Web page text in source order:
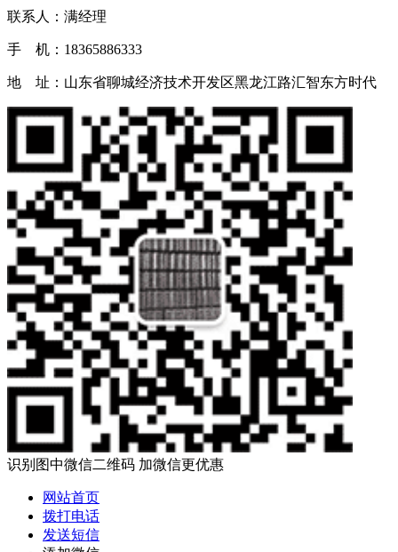
联系人：满经理
手 机：18365886333
地 址：山东省聊城经济技术开发区黑龙江路汇智东方时代
识别图中微信二维码 加微信更优惠
网站首页
拨打电话
发送短信